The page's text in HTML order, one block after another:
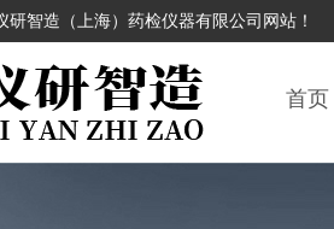
研智造（上海）药检仪器有限公司网站！
首页